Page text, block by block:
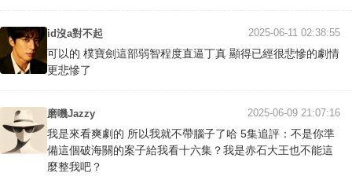
id沒a對不起 2025-06-11 02:38:55
可以的 樸寶劍這部弱智程度直逼丁真 顯得已經很悲慘的劇情
更悲慘了
磨嘰Jazzy 2025-06-09 21:07:16
我是來看爽劇的 所以我就不帶腦子了哈 5集追評：不是你準
備這個破海關的案子給我看十六集？我是赤石大王也不能這
麼整我吧？